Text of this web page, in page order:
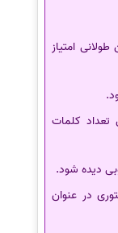
امتیاز
تعداد کلمات
دیده شود.
در عنوان